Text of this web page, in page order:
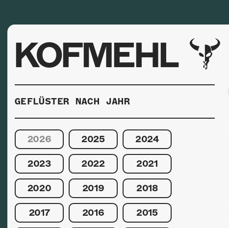
KOFMEHL
GEFLÜSTER NACH JAHR
2026 2025 2024
2023 2022 2021
2020 2019 2018
2017 2016 2015